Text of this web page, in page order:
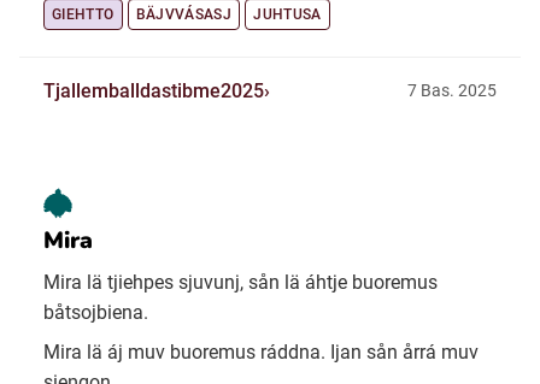
GIEHTTO BÄJVVÁSASJ JUHTUSA
Tjallemballdastibme2025 7 Bas. 2025
Mira
Mira lä tjiehpes sjuvunj, sån lä áhtje buoremus
båtsojbiena.
Mira lä áj muv buoremus ráddna. Ijan sån årrá muv